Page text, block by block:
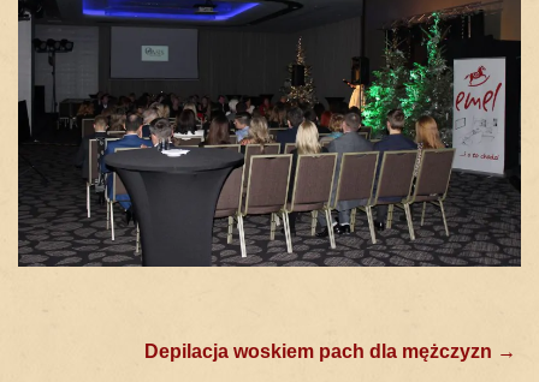
Depilacja woskiem pach dla mężczyzn →